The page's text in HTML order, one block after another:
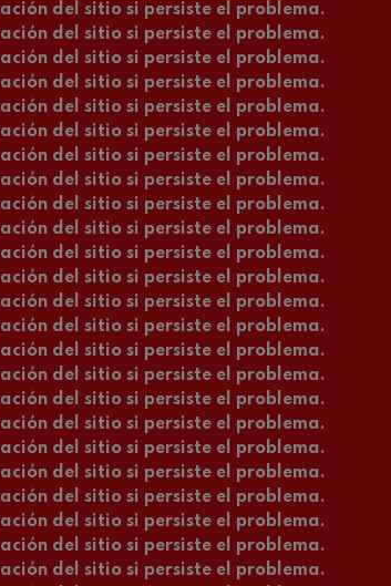
del sitio si persiste el problema.
del sitio si persiste el problema.
del sitio si persiste el problema.
del sitio si persiste el problema.
del sitio si persiste el problema.
del sitio si persiste el problema.
del sitio si persiste el problema.
del sitio si persiste el problema.
del sitio si persiste el problema.
del sitio si persiste el problema.
del sitio si persiste el problema.
del sitio si persiste el problema.
del sitio si persiste el problema.
del sitio si persiste el problema.
del sitio si persiste el problema.
del sitio si persiste el problema.
del sitio si persiste el problema.
del sitio si persiste el problema.
del sitio si persiste el problema.
del sitio si persiste el problema.
del sitio si persiste el problema.
del sitio si persiste el problema.
del sitio si persiste el problema.
del sitio si persiste el problema.